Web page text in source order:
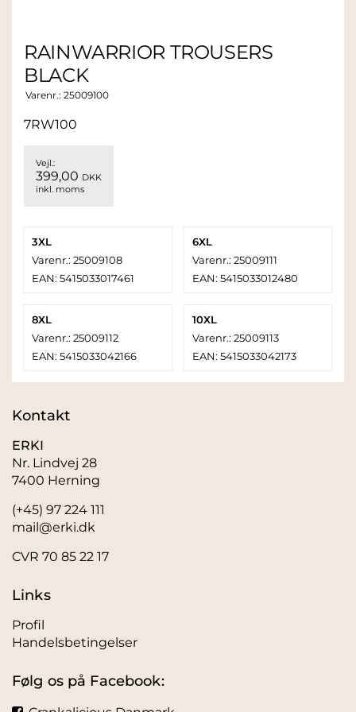
RAINWARRIOR TROUSERS
BLACK
Varenr.: 25009100
7RW100
Vejl.:
399,00 DKK
inkl. moms
3XL
Varenr.: 25009108
EAN: 5415033017461
6XL
Varenr.: 25009111
EAN: 5415033012480
8XL
Varenr.: 25009112
EAN: 5415033042166
10XL
Varenr.: 25009113
EAN: 5415033042173
Kontakt
ERKI
Nr. Lindvej 28
7400 Herning
(+45) 97 224 111
mail@erki.dk
CVR 70 85 22 17
Links
Profil
Handelsbetingelser
Følg os på Facebook: